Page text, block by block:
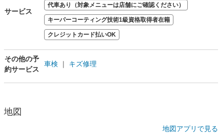
サービス
代車あり（対象メニューは店舗にご確認ください）
キーパーコーティング技術1級資格取得者在籍
クレジットカード払いOK
その他の予
約サービス
車検 ｜ キズ修理
地図
地図アプリで見る